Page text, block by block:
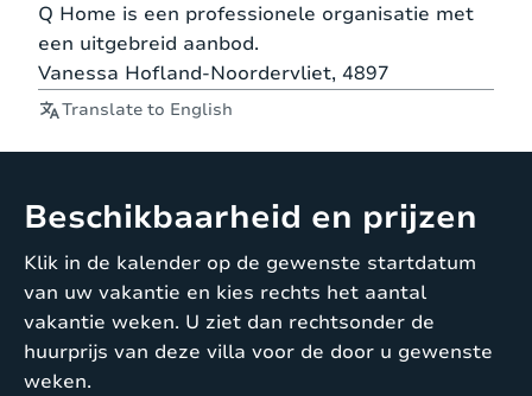
Q Home is een professionele organisatie met
een uitgebreid aanbod.
Vanessa Hofland-Noordervliet, 4897
Translate to English
Beschikbaarheid en prijzen
Klik in de kalender op de gewenste startdatum
van uw vakantie en kies rechts het aantal
vakantie weken. U ziet dan rechtsonder de
huurprijs van deze villa voor de door u gewenste
weken.